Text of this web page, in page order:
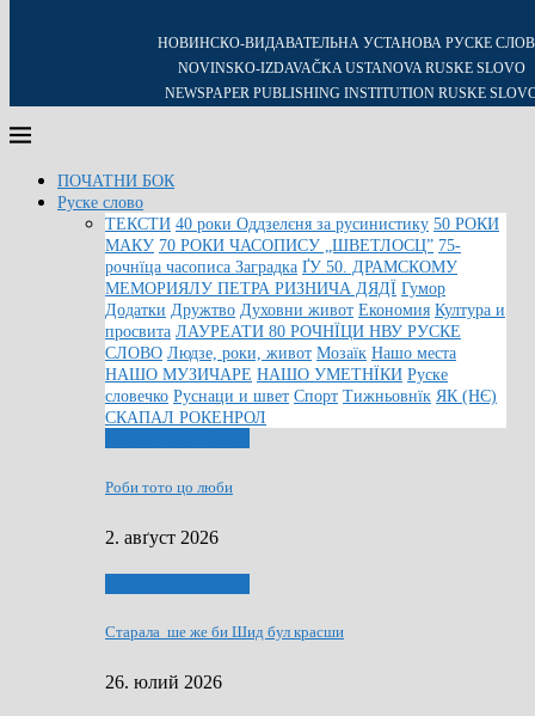
НОВИНСКО-ВИДАВАТЕЛЬНА УСТАНОВА РУСКЕ
NOVINSKO-IZDAVAČKA USTANOVA RUSKE SLOVO
NEWSPAPER PUBLISHING INSTITUTION RUSKE
ПОЧАТНИ БОК
Руске слово
ТЕКСТИ 40 роки Оддзелєня за русинистику 50 РОКИ
МАКУ 70 РОКИ ЧАСОПИСУ „ШВЕТЛОСЦ” 75-
рочнїца часописа Заградка ҐУ 50. ДРАМСКОМУ
МЕМОРИЯЛУ ПЕТРА РИЗНИЧА ДЯДЇ Гумор
Додатки Дружтво Духовни живот Економия Култура и
просвита ЛАУРЕАТИ 80 РОЧНЇЦИ НВУ РУСКЕ
СЛОВО Людзе, роки, живот Мозаїк Нашо места
НАШО МУЗИЧАРЕ НАШО УМЕТНЇКИ Руске
словечко Руснаци и швет Спорт Тижньовнїк ЯК (НЄ)
СКАПАЛ РОКЕНРОЛ
Роби тото цо люби
2. авґуст 2026
Старала ше же би Шид бул красши
26. юлий 2026